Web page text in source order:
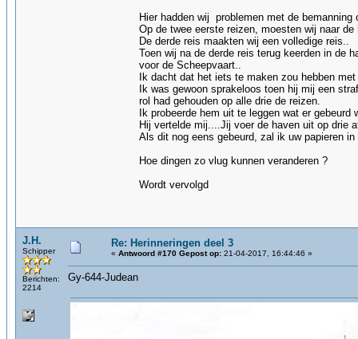
Hier hadden wij problemen met de
Op de twee eerste reizen, moesten wij naar
De derde reis maakten wij een volledige reis..
Toen wij na de derde reis terug keerden in de
voor de Scheepvaart..
Ik dacht dat het iets te maken zou hebben
Ik was gewoon sprakeloos toen hij mij een
rol had gehouden op alle drie de reizen.
Ik probeerde hem uit te leggen wat er
Hij vertelde mij....Jij voer de haven uit op drie
Als dit nog eens gebeurd, zal ik uw papieren
Hoe dingen zo vlug kunnen veranderen ?
Wordt vervolgd
J.H.
Schipper
Berichten:
2214
Re: Herinneringen deel 3
« Antwoord #170 Gepost op: 21-04-2017, 16:44:46 »
Gy-644-Judean